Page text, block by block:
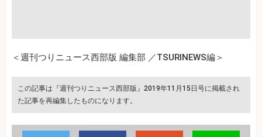
＜週刊つりニュース西部版 編集部 ／TSURINEWS編＞
この記事は『週刊つりニュース西部版』2019年11月15日号に掲載され
た記事を再編集したものになります。